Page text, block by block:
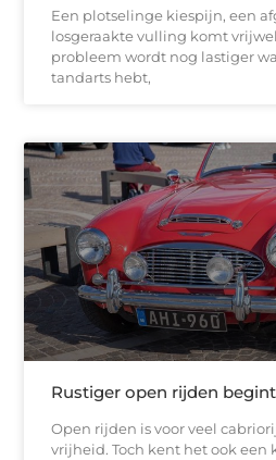
Een plotselinge kiespijn, een
losgeraakte vulling komt
probleem wordt nog lastiger
tandarts hebt,
Rustiger open rijden
Open rijden is voor veel
vrijheid. Toch kent het ook